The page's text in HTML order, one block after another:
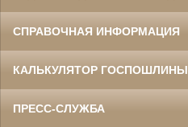
СПРАВОЧНАЯ ИНФОРМАЦИЯ
КАЛЬКУЛЯТОР ГОСПОШЛИНЫ
ПРЕСС-СЛУЖБА